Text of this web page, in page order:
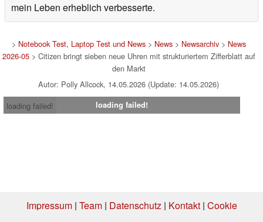
mein Leben erheblich verbesserte.
> Notebook Test, Laptop Test und News> News> Newsarchiv> News
2026-05> Citizen bringt sieben neue Uhren mit strukturiertem Zifferblatt auf
den Markt
Autor: Polly Allcock, 14.05.2026 (Update: 14.05.2026)
loading failed!
loading failed!
Impressum| Team| Datenschutz| Kontakt| Cookie